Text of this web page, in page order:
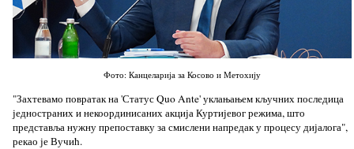
Фото: Канцеларија за Косово и Метохију
"Захтевамо повратак на 'Статус Quo Ante' уклањањем кључних последица
једностраних и некоординисаних акција Куртијевог режима, што
представља нужну препоставку за смислени напредак у процесу дијалога",
рекао је Вучић.